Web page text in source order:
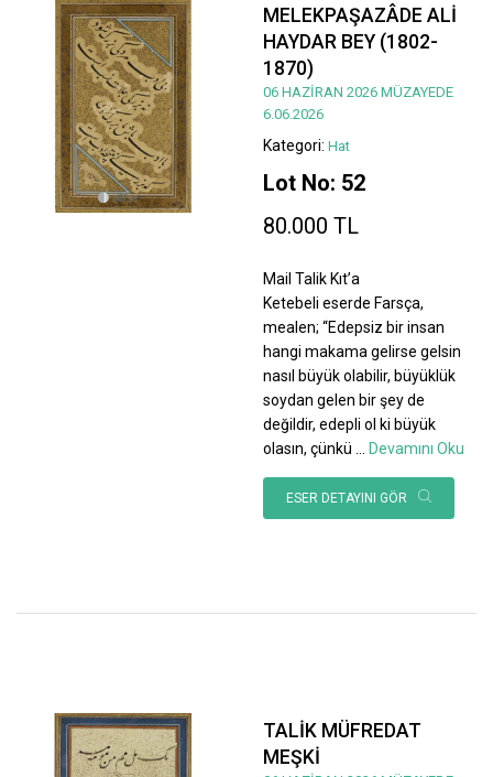
MELEKPAŞAZÂDE ALİ
HAYDAR BEY (1802-
1870)
06 HAZİRAN 2026 MÜZAYEDE
6.06.2026
Kategori: Hat
Lot No: 52
80.000 TL
Mail Talik Kıt’a
Ketebeli eserde Farsça,
mealen; “Edepsiz bir insan
hangi makama gelirse gelsin
nasıl büyük olabilir, büyüklük
soydan gelen bir şey de
değildir, edepli ol ki büyük
olasın, çünkü ... Devamını Oku
ESER DETAYINI GÖR
TALİK MÜFREDAT
MEŞKİ